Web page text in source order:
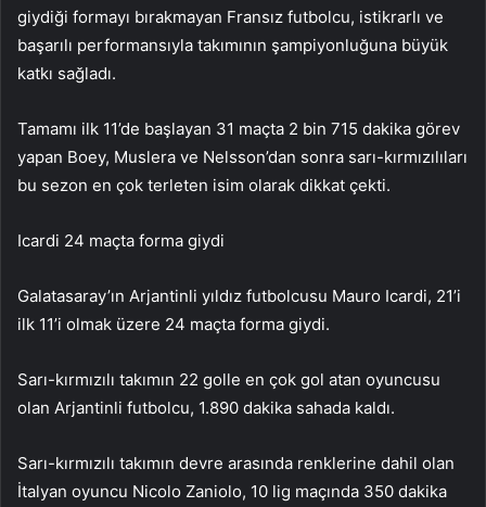
giydiği formayı bırakmayan Fransız futbolcu, istikrarlı ve
başarılı performansıyla takımının şampiyonluğuna büyük
katkı sağladı.
Tamamı ilk 11’de başlayan 31 maçta 2 bin 715 dakika görev
yapan Boey, Muslera ve Nelsson’dan sonra sarı-kırmızılıları
bu sezon en çok terleten isim olarak dikkat çekti.
Icardi 24 maçta forma giydi
Galatasaray’ın Arjantinli yıldız futbolcusu Mauro Icardi, 21’i
ilk 11’i olmak üzere 24 maçta forma giydi.
Sarı-kırmızılı takımın 22 golle en çok gol atan oyuncusu
olan Arjantinli futbolcu, 1.890 dakika sahada kaldı.
Sarı-kırmızılı takımın devre arasında renklerine dahil olan
İtalyan oyuncu Nicolo Zaniolo, 10 lig maçında 350 dakika